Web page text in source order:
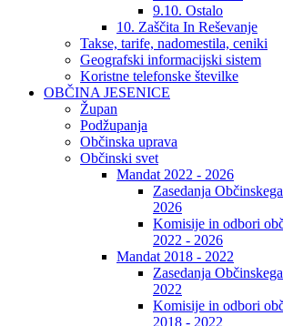
9.10. Ostalo
10. Zaščita In Reševanje
Takse, tarife, nadomestila, ceniki
Geografski informacijski sistem
Koristne telefonske številke
OBČINA JESENICE
Župan
Podžupanja
Občinska uprava
Občinski svet
Mandat 2022 - 2026
Zasedanja
2026
Komisije in odbori
2022 - 2026
Mandat 2018 - 2022
Zasedanja
2022
Komisije in odbori
2018 - 2022